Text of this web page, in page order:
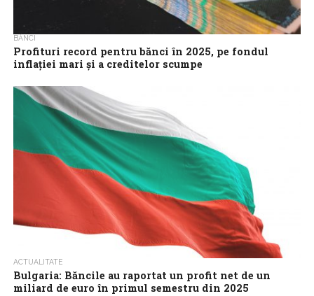
BĂNCI
Profituri record pentru bănci în 2025, pe fondul
inflației mari și a creditelor scumpe
profiturile băncilor la un nivel ridicat, peste cel din 2024. Cu un...
ACTUALITATE
Bulgaria: Băncile au raportat un profit net de un
miliard de euro în primul semestru din 2025